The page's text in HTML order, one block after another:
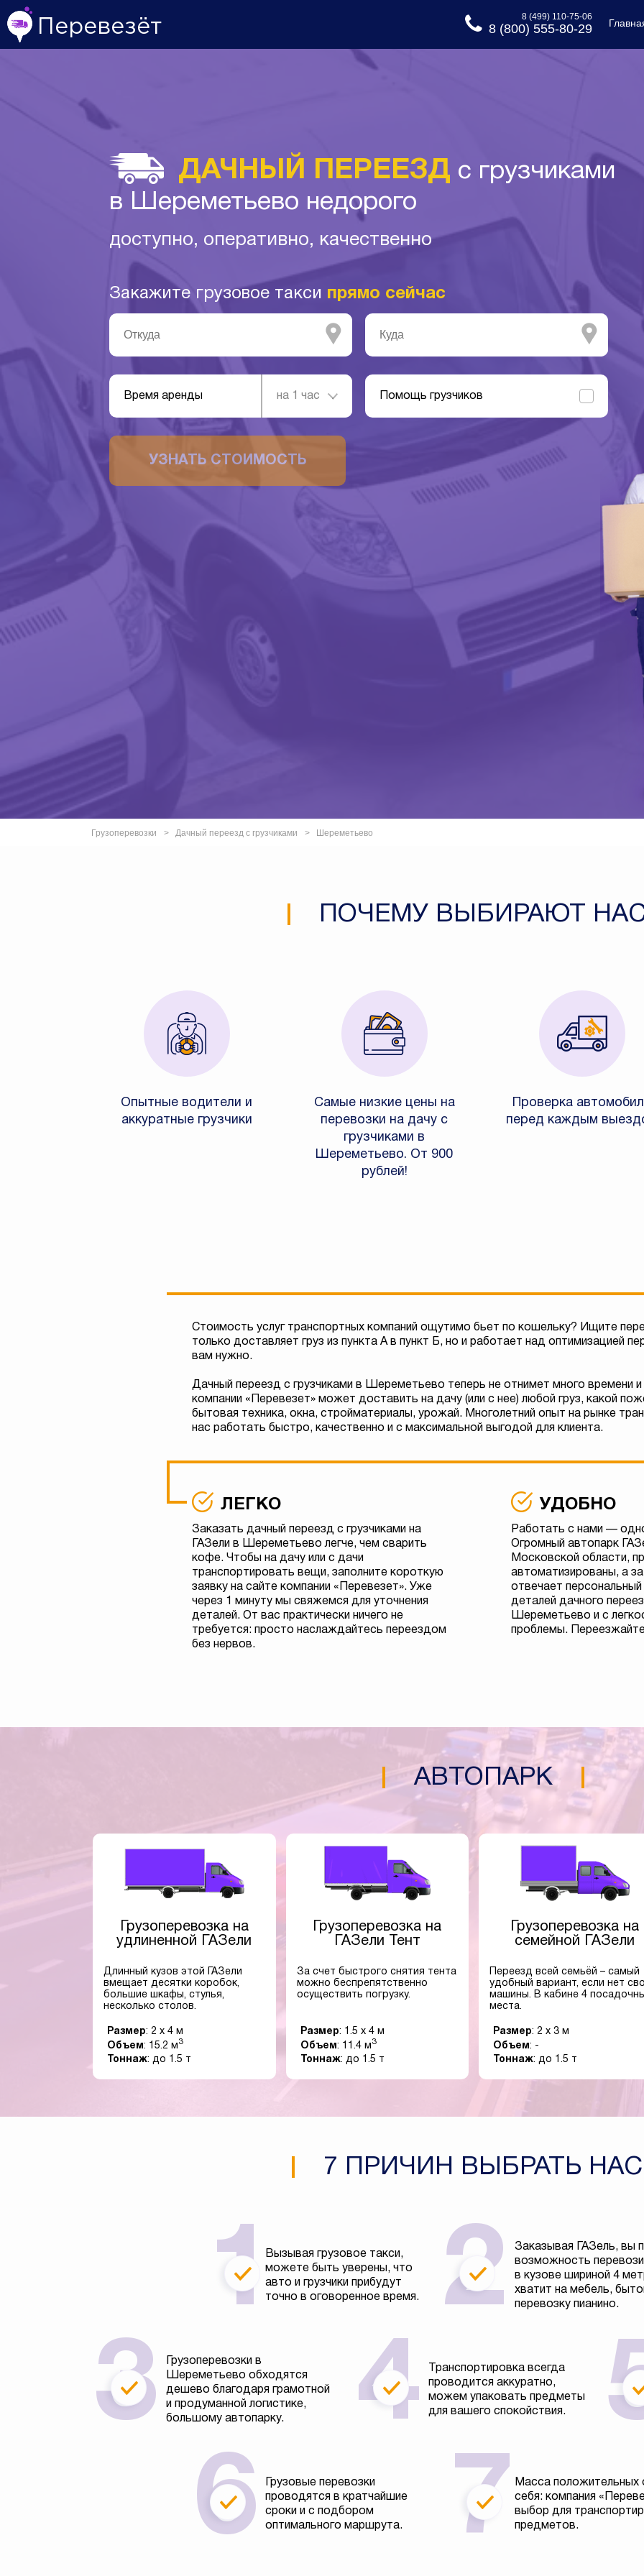
Перевезёт
8 (499) 110-75-06
8 (800) 555-80-29
ДАЧНЫЙ ПЕРЕЕЗД с грузчиками
в Шереметьево недорого
доступно, оперативно, качественно
Закажите грузовое такси прямо сейчас
Время аренды на 1 час Помощь грузчиков
УЗНАТЬ СТОИМОСТЬ
Грузоперевозки Дачный переезд с грузчиками Шереметьево
ПОЧЕМУ ВЫБИРАЮТ
Опытные водители и
аккуратные грузчики
Самые низкие цены на
перевозки на дачу с
грузчиками в
Шереметьево. От 900
рублей!
Проверка
перед каждым
Стоимость услуг транспортных компаний ощутимо бьет по кошельку? Ищите
только доставляет груз из пункта А в пункт Б, но и работает над оптимизацией
вам нужно.
Дачный переезд с грузчиками в Шереметьево теперь не отнимет много времени и
компании «Перевезет» может доставить на дачу (или с нее) любой груз, какой
бытовая техника, окна, стройматериалы, урожай. Многолетний опыт на рынке
нас работать быстро, качественно и с максимальной выгодой для клиента.
ЛЕГКО
Заказать дачный переезд с грузчиками на
ГАЗели в Шереметьево легче, чем сварить
кофе. Чтобы на дачу или с дачи
транспортировать вещи, заполните короткую
заявку на сайте компании «Перевезет». Уже
через 1 минуту мы свяжемся для уточнения
деталей. От вас практически ничего не
требуется: просто наслаждайтесь переездом
без нервов.
УДОБНО
Работать с нами —
Огромный автопарк
Московской области,
автоматизированы, а
отвечает
деталей дачного
Шереметьево и с
проблемы.
АВТОПАРК
Грузоперевозка на
удлиненной ГАЗели
Длинный кузов этой ГАЗели
вмещает десятки коробок,
большие шкафы, стулья,
несколько столов.
Размер: 2 x 4 м
Объем: 15.2 м 3
Тоннаж: до 1.5 т
Грузоперевозка на
ГАЗели Тент
За счет быстрого снятия тента
можно беспрепятственно
осуществить погрузку.
Размер: 1.5 x 4 м
Объем: 11.4 м 3
Тоннаж: до 1.5 т
Грузоперевозка на
семейной ГАЗели
Переезд всей семьёй – самый
удобный вариант, если нет
машины. В кабине 4
места.
Размер: 2 x 3 м
Объем: -
Тоннаж: до 1.5 т
7 ПРИЧИН ВЫБРАТЬ НАС
Вызывая грузовое такси,
можете быть уверены, что
авто и грузчики прибудут
точно в оговоренное время.
Заказывая ГАЗель, вы
возможность
в кузове шириной 4
хватит на мебель,
перевозку пианино.
Грузоперевозки в
Шереметьево обходятся
дешево благодаря грамотной
и продуманной логистике,
большому автопарку.
Транспортировка всегда
проводится аккуратно,
можем упаковать предметы
для вашего спокойствия.
Грузовые перевозки
проводятся в кратчайшие
сроки и с подбором
оптимального маршрута.
Масса положительных
себя: компания
выбор для
предметов.